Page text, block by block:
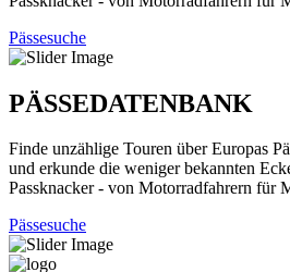
Pässesuche
PÄSSEDATENBANK
Finde unzählige Touren über Europas
und erkunde die weniger bekannten
Passknacker - von Motorradfahrern für
Pässesuche